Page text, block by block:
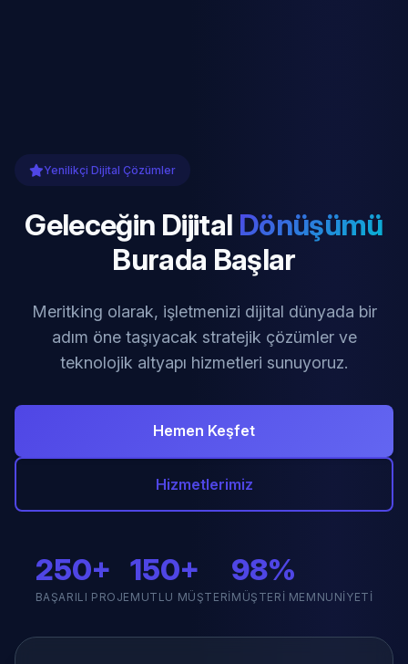
Yenilikçi Dijital Çözümler
Geleceğin Dijital Dönüşümü
Burada Başlar
Meritking olarak, işletmenizi dijital dünyada bir
adım öne taşıyacak stratejik çözümler ve
teknolojik altyapı hizmetleri sunuyoruz.
Hemen Keşfet
Hizmetlerimiz
250+
BAŞARILI PROJE
150+
MUTLU MÜŞTERI
98%
MÜŞTERI MEMNUNIYETI